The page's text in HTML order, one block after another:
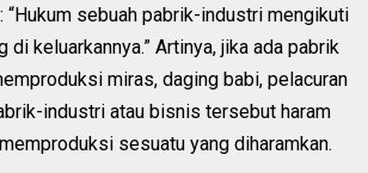
“Hukum sebuah pabrik-industri mengikuti
di keluarkannya.” Artinya, jika ada pabrik
miras, daging babi, pelacuran
industri atau bisnis tersebut haram
sesuatu yang diharamkan.